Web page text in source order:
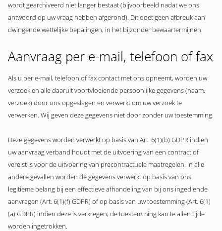
wordt gearchiveerd niet langer bestaat (bijvoorbeeld nadat we ons
antwoord op uw vraag hebben afgerond). Dit doet geen afbreuk aan
dwingende wettelijke bepalingen, in het bijzonder bewaartermijnen.
Aanvraag per e-mail, telefoon of fax
Als u per e-mail, telefoon of fax contact met ons opneemt, worden uw
verzoek en alle daaruit voortvloeiende persoonlijke gegevens (naam,
verzoek) door ons opgeslagen en verwerkt om uw verzoek te
verwerken. Wij geven deze gegevens niet door zonder uw toestemming.
Deze gegevens worden verwerkt op basis van Art. 6(1)(b) GDPR indien
uw aanvraag verband houdt met de uitvoering van een contract of
vereist is voor de uitvoering van precontractuele maatregelen. In alle
andere gevallen worden de gegevens verwerkt op basis van ons
legitieme belang bij een effectieve afhandeling van bij ons ingediende
aanvragen (Art. 6(1)(f) GDPR) of op basis van uw toestemming (Art. 6(1)
(a) GDPR) indien deze is verkregen; de toestemming kan te allen tijde
worden ingetrokken.